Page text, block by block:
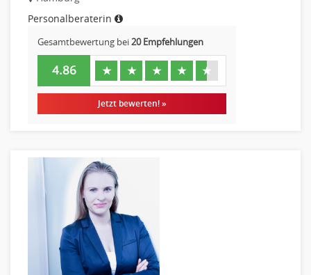
Pharmaberater
Pre-Sales
Telesales
Verkauf (Handel)
Personalberaterin
Gesamtbewertung bei20 Empfehlungen
4.86 ★ ★ ★ ★ ★
Jetzt bewerten! »